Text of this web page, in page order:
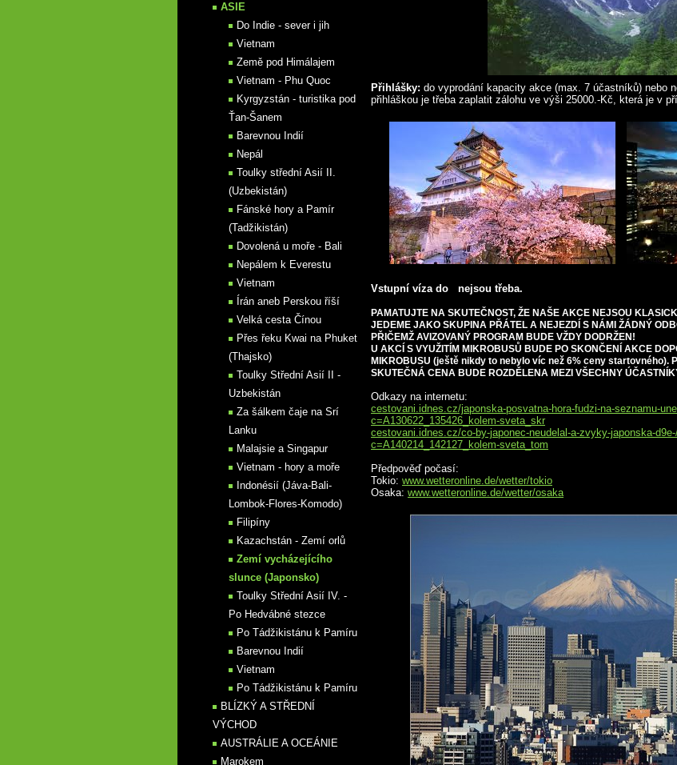
Přihlášky: do vyprodání kapacity akce (max. 7 účastníků) nebo
přihláškou je třeba zaplatit zálohu ve výši 25000.-Kč, která je v
Vstupní víza do nejsou třeba.
PAMATUJTE NA SKUTEČNOST, ŽE NAŠE AKCE NEJSOU
JEDEME JAKO SKUPINA PŘÁTEL A NEJEZDÍ S NÁMI ŽÁDNÝ
PŘIČEMŽ AVIZOVANÝ PROGRAM BUDE VŽDY DODRŽEN!
U AKCÍ S VYUŽITÍM MIKROBUSŮ BUDE PO SKONČENÍ AKCE
MIKROBUSU (ještě nikdy to nebylo víc než 6% ceny startovného).
SKUTEČNÁ CENA BUDE ROZDĚLENA MEZI VŠECHNY
Odkazy na internetu:
cestovani.idnes.cz/japonska-posvatna-hora-fudzi-na-seznamu-
c=A130622_135426_kolem-sveta_skr
cestovani.idnes.cz/co-by-japonec-neudelal-a-zvyky-japonska-
c=A140214_142127_kolem-sveta_tom
Předpověď počasí:
Tokio: www.wetteronline.de/wetter/tokio
Osaka: www.wetteronline.de/wetter/osaka
ASIE
Do Indie - sever i jih
Vietnam
Země pod Himálajem
Vietnam - Phu Quoc
Kyrgyzstán - turistika pod
Ťan-Šanem
Barevnou Indií
Nepál
Toulky střední Asií II.
(Uzbekistán)
Fánské hory a Pamír
(Tadžikistán)
Dovolená u moře - Bali
Nepálem k Everestu
Vietnam
Írán aneb Perskou říší
Velká cesta Čínou
Přes řeku Kwai na Phuket
(Thajsko)
Toulky Střední Asií II -
Uzbekistán
Za šálkem čaje na Srí
Lanku
Malajsie a Singapur
Vietnam - hory a moře
Indonésií (Jáva-Bali-
Lombok-Flores-Komodo)
Filipíny
Kazachstán - Zemí orlů
Zemí vycházejícího
slunce (Japonsko)
Toulky Střední Asií IV. -
Po Hedvábné stezce
Po Tádžikistánu k Pamíru
Barevnou Indií
Vietnam
Po Tádžikistánu k Pamíru
BLÍZKÝ A STŘEDNÍ
VÝCHOD
AUSTRÁLIE A OCEÁNIE
Marokem